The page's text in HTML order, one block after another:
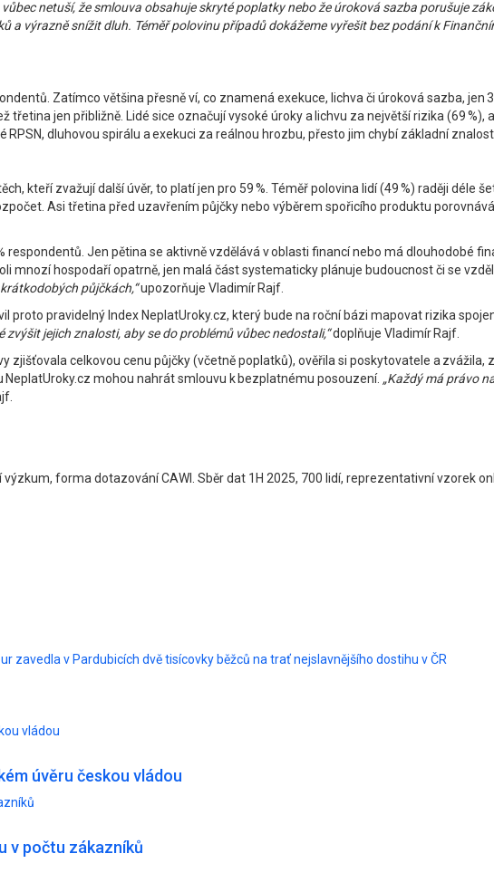
netuší, že smlouva obsahuje skryté poplatky nebo že úroková sazba porušuje
a výrazně snížit dluh. Téměř polovinu případů dokážeme vyřešit bez podání k
Zatímco většina přesně ví, co znamená exekuce, lichva či úroková sazba, jen
třetina jen přibližně. Lidé sice označují vysoké úroky a lichvu za největší rizika (69
dluhovou spirálu a exekuci za reálnou hrozbu, přesto jim chybí základní
kteří zvažují další úvěr, to platí jen pro 59 %. Téměř polovina lidí (49 %) raději déle
Asi třetina před uzavřením půjčky nebo výběrem spořicího produktu
Jen pětina se aktivně vzdělává v oblasti financí nebo má dlouhodobé
mnozí hospodaří opatrně, jen malá část systematicky plánuje budoucnost či se
půjčkách,“upozorňuje Vladimír Rajf.
proto pravidelný Index NeplatUroky.cz, který bude na roční bázi mapovat rizika
zvýšit jejich znalosti, aby se do problémů vůbec nedostali,“doplňuje Vladimír Rajf.
zjišťovala celkovou cenu půjčky (včetně poplatků), ověřila si poskytovatele a
mohou nahrát smlouvu k bezplatnému posouzení. „Každý má právo
forma dotazování CAWI. Sběr dat 1H 2025, 700 lidí, reprezentativní vzorek
zavedla v Pardubicích dvě tisícovky běžců na trať nejslavnějšího dostihu v ČR
vládou
úvěru českou vládou
v počtu zákazníků